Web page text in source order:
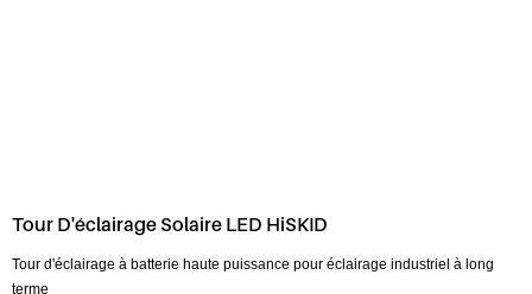
Tour D'éclairage Solaire LED HiSKID
Tour d'éclairage à batterie haute puissance pour éclairage industriel à long
terme